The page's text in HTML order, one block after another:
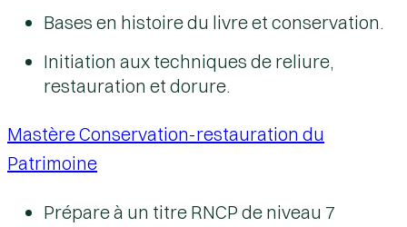
Bases en histoire du livre et conservation.
Initiation aux techniques de reliure,
restauration et dorure.
Mastère Conservation-restauration du
Patrimoine
Prépare à un titre RNCP de niveau 7